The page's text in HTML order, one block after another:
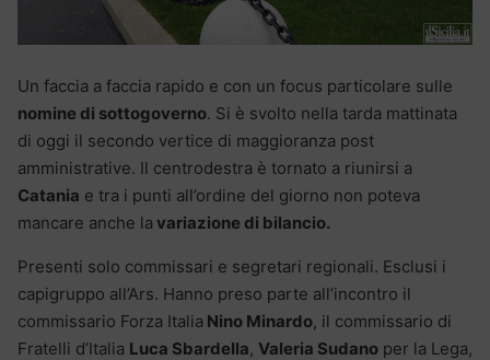
Un faccia a faccia rapido e con un focus particolare sulle
nomine di sottogoverno. Si è svolto nella tarda mattinata
di oggi il secondo vertice di maggioranza post
amministrative. Il centrodestra è tornato a riunirsi a
Catania e tra i punti all’ordine del giorno non poteva
mancare anche la variazione di bilancio.
Presenti solo commissari e segretari regionali. Esclusi i
capigruppo all’Ars. Hanno preso parte all’incontro il
commissario Forza Italia Nino Minardo, il commissario di
Fratelli d’Italia Luca Sbardella, Valeria Sudano per la Lega,